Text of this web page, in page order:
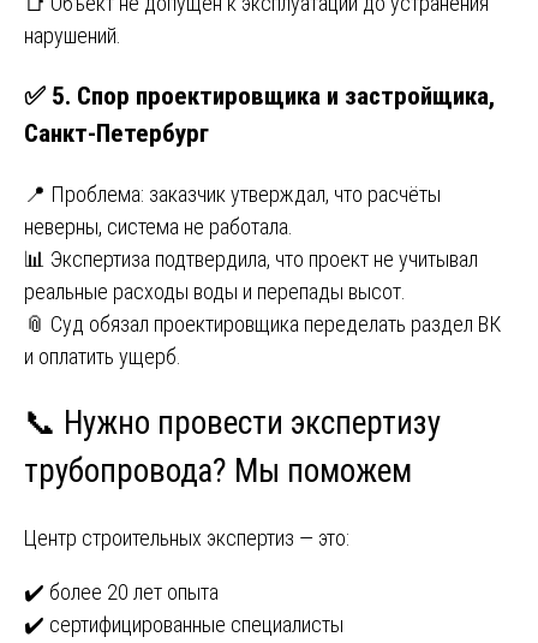
нарушений.
✅ 5. Спор проектировщика и застройщика,
Санкт-Петербург
📍 Проблема: заказчик утверждал, что расчёты
неверны, система не работала.
📊 Экспертиза подтвердила, что проект не учитывал
реальные расходы воды и перепады высот.
📎 Суд обязал проектировщика переделать раздел ВК
и оплатить ущерб.
📞 Нужно провести экспертизу
трубопровода? Мы поможем
Центр строительных экспертиз — это:
✔️ более 20 лет опыта
✔️ сертифицированные специалисты